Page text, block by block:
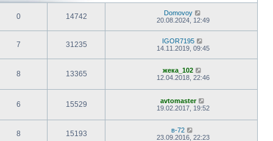
0 14742
Domovoy
20.08.2024, 12:49
7 31235
IGOR7195
14.11.2019, 09:45
8 13365
жека_102
12.04.2018, 22:46
6 15529
avtomaster
19.02.2017, 19:52
8 15193
в-72
23.09.2016, 22:23